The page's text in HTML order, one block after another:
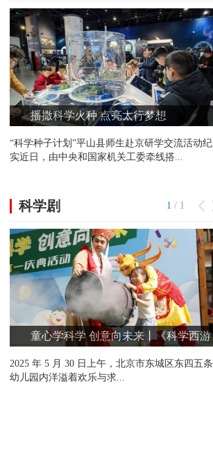
播撒科学火种 点亮太行梦想
“科学种子计划”平山县师生赴京研学交流活动纪
实近日，由中央和国家机关工委牵线搭...
科学剧
童心学科学 创意向未来丨《科学西游
记》走进东四五条幼儿园
2025 年 5 月 30 日上午，北京市东城区东四五条
幼儿园内洋溢着欢乐与求...
1 / 1